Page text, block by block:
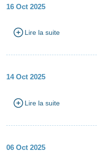
16 Oct 2025
Lire la suite
14 Oct 2025
Lire la suite
06 Oct 2025